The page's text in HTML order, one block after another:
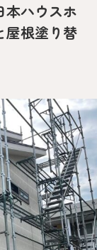
本ハウスホ
屋根塗り替